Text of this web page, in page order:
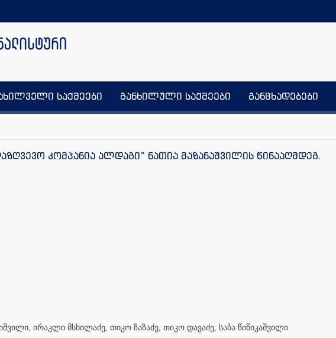
საქმეები განხილული საქმეები განცხადებები
კომპანია ალდაგი” ნათია მაზანაშვილის წინააღმდეგ.
ირაკლი მსხილაძე, თიკო ზაზაძე, თიკო დავაძე, საბა წიწიკაშვილი